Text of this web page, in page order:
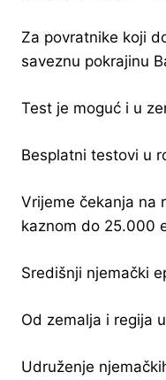
Za povratnike koji
saveznu pokrajinu
Test je moguć i u
Besplatni testovi u
Vrijeme čekanja na
kaznom do 25.000
Središnji njemački
Od zemalja i regija
Udruženje